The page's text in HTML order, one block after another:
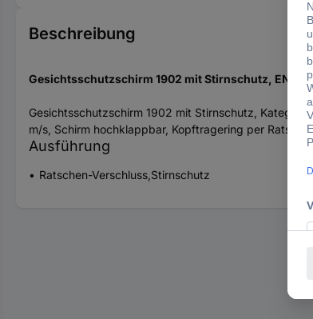
Beschreibung
Gesichtsschutzschirm 1902 mit Stirnschutz, EN
Gesichtsschutzschirm 1902 mit Stirnschutz,
m/s, Schirm hochklappbar, Kopftragering per
Ausführung
Ratschen-Verschluss,Stirnschutz